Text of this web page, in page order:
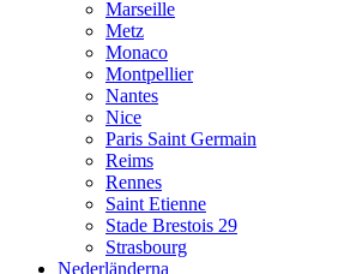
Marseille
Metz
Monaco
Montpellier
Nantes
Nice
Paris Saint Germain
Reims
Rennes
Saint Etienne
Stade Brestois 29
Strasbourg
Nederländerna